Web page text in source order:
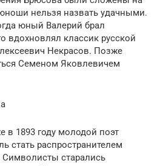
нельзя назвать удачными.
юный Валерий брал
вдохновлял классик русской
Некрасов. Позже
Семеном Яковлевичем
в 1893 году молодой поэт
стать распространителем
старались